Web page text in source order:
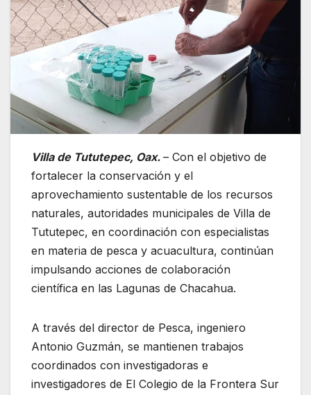
Villa de Tututepec, Oax. – Con el objetivo de
fortalecer la conservación y el
aprovechamiento sustentable de los recursos
naturales, autoridades municipales de Villa de
Tututepec, en coordinación con especialistas
en materia de pesca y acuacultura, continúan
impulsando acciones de colaboración
científica en las Lagunas de Chacahua.
A través del director de Pesca, ingeniero
Antonio Guzmán, se mantienen trabajos
coordinados con investigadoras e
investigadores de El Colegio de la Frontera Sur